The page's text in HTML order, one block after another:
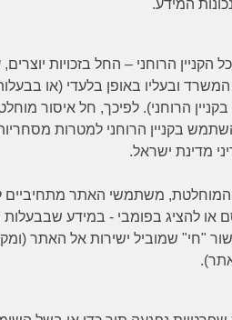
המידע.
הקניין הרוחני – החל בזכויות
ובעליו באופן בלעדי (או
הרוחני). לפיכך, חל איסור
בקניין הרוחני למטרות
מדינת ישראל.
משתמשי האתר מתחיביים
או להציג בפומבי - במידע
"חי" שמוביל ישירות אל האתר